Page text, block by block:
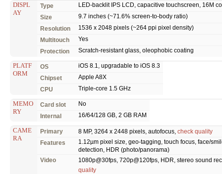
DISPL
AY
Type
LED-backlit IPS LCD, capacitive touchscreen, 16M
Size
9.7 inches (~71.6% screen-to-body ratio)
Resolution
1536 x 2048 pixels (~264 ppi pixel density)
Multitouch
Yes
Protection
Scratch-resistant glass, oleophobic coating
PLATF
ORM
OS
iOS 8.1, upgradable to iOS 8.3
Chipset
Apple A8X
CPU
Triple-core 1.5 GHz
MEMO
RY
Card slot
No
Internal
16/64/128 GB, 2 GB RAM
CAME
RA
Primary 8 MP, 3264 x 2448 pixels, autofocus, check quality
Features
1.12µm pixel size, geo-tagging, touch focus, face/
detection, HDR (photo/panorama)
Video
1080p@30fps, 720p@120fps, HDR, stereo sound
quality